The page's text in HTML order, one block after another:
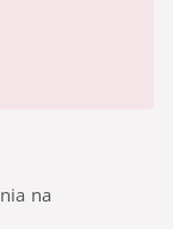
na